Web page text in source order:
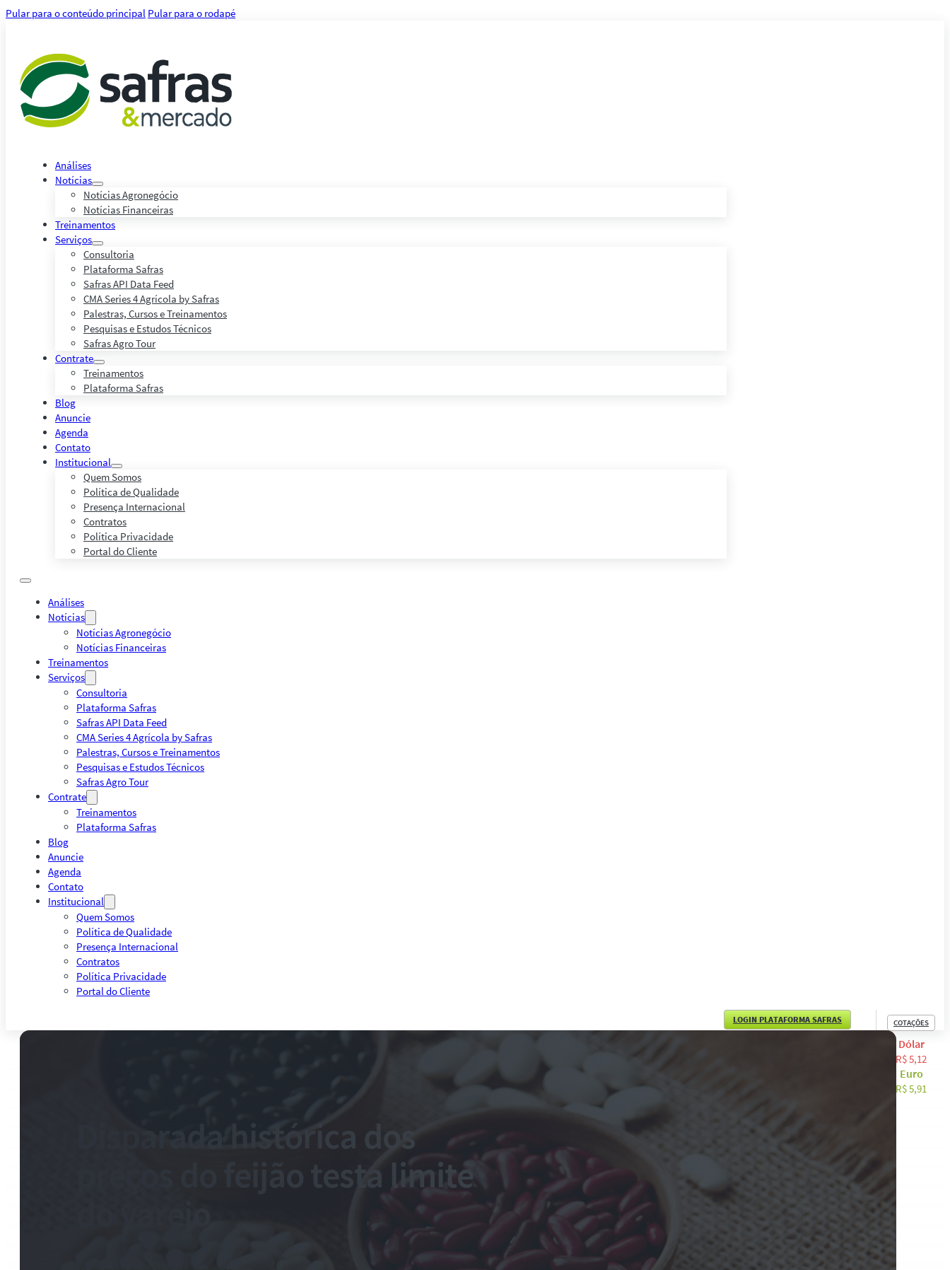
Pular para o conteúdo principal Pular para o rodapé
Análises
Notícias
Notícias Agronegócio
Notícias Financeiras
Treinamentos
Serviços
Consultoria
Plataforma Safras
Safras API Data Feed
CMA Series 4 Agrícola by Safras
Palestras, Cursos e Treinamentos
Pesquisas e Estudos Técnicos
Safras Agro Tour
Contrate
Treinamentos
Plataforma Safras
Blog
Anuncie
Agenda
Contato
Institucional
Quem Somos
Política de Qualidade
Presença Internacional
Contratos
Política Privacidade
Portal do Cliente
Análises
Notícias
Notícias Agronegócio
Notícias Financeiras
Treinamentos
Serviços
Consultoria
Plataforma Safras
Safras API Data Feed
CMA Series 4 Agrícola by Safras
Palestras, Cursos e Treinamentos
Pesquisas e Estudos Técnicos
Safras Agro Tour
Contrate
Treinamentos
Plataforma Safras
Blog
Anuncie
Agenda
Contato
Institucional
Quem Somos
Política de Qualidade
Presença Internacional
Contratos
Política Privacidade
Portal do Cliente
LOGIN PLATAFORMA SAFRAS COTAÇÕES
Dólar
R$ 5,12
Euro
R$ 5,91
Disparada histórica dos
preços do feijão testa limite